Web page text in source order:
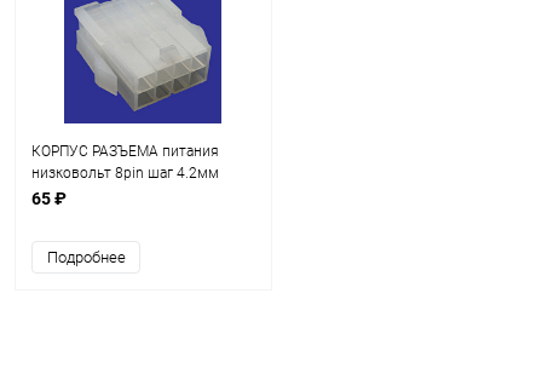
КОРПУС РАЗЪЕМА питания
низковольт 8pin шаг 4.2мм
(MINI-FIT) гнездовая часть MF-
MF-2x4F) с фиксац 300V, ток 7A
65 ₽
Подробнее